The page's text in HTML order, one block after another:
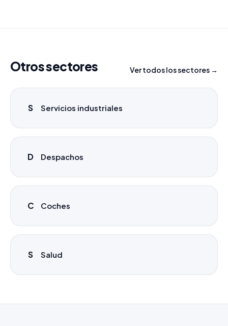
Otros sectores Ver todos los sectores →
S Servicios industriales
D Despachos
C Coches
S Salud